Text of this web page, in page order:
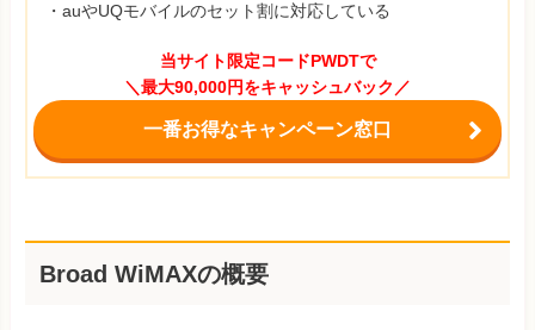
・auやUQモバイルのセット割に対応している
当サイト限定コードPWDTで
＼最大90,000円をキャッシュバック／
一番お得なキャンペーン窓口
Broad WiMAXの概要